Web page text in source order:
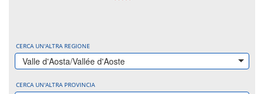
CERCA UN'ALTRA REGIONE
Valle d'Aosta/Vallée d'Aoste
CERCA UN'ALTRA PROVINCIA